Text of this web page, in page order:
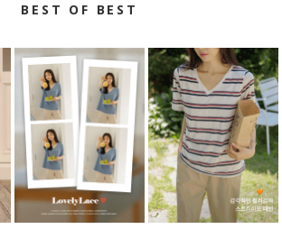
BEST OF BEST